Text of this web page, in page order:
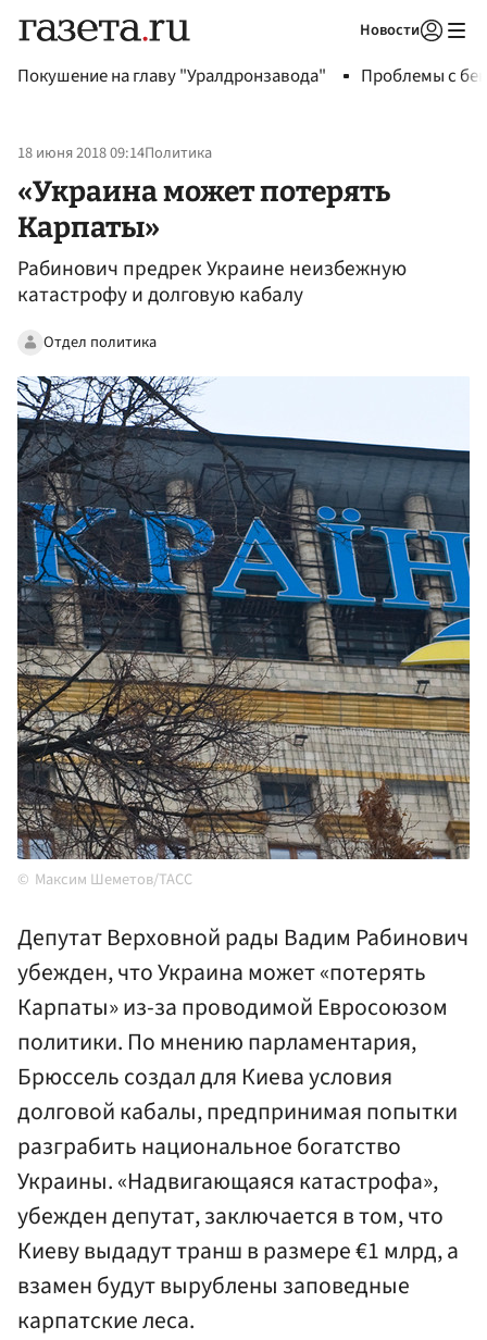
Новости
Покушение на главу "Уралдронзавода" Проблемы с
18 июня 2018 09:14Политика
«Украина может потерять
Карпаты»
Рабинович предрек Украине неизбежную
катастрофу и долговую кабалу
Отдел политика
Максим Шеметов/ТАСС
Депутат Верховной рады Вадим Рабинович
убежден, что Украина может «потерять
Карпаты» из-за проводимой Евросоюзом
политики. По мнению парламентария,
Брюссель создал для Киева условия
долговой кабалы, предпринимая попытки
разграбить национальное богатство
Украины. «Надвигающаяся катастрофа»,
убежден депутат, заключается в том, что
Киеву выдадут транш в размере €1 млрд, а
взамен будут вырублены заповедные
карпатские леса.